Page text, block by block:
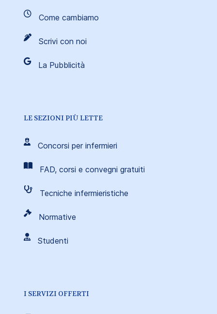
Come cambiamo
Scrivi con noi
La Pubblicità
LE SEZIONI PIÙ LETTE
Concorsi per infermieri
FAD, corsi e convegni gratuiti
Tecniche infermieristiche
Normative
Studenti
I SERVIZI OFFERTI